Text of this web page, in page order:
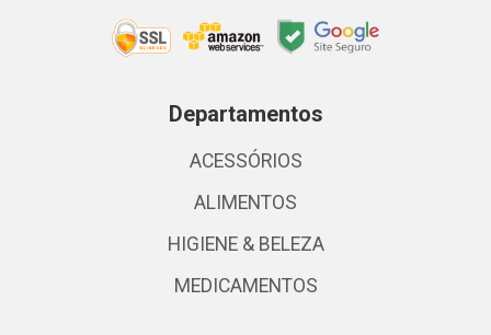
Departamentos
ACESSÓRIOS
ALIMENTOS
HIGIENE & BELEZA
MEDICAMENTOS